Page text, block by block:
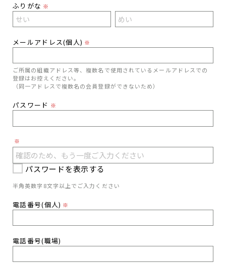
ふりがな ※
メールアドレス(個人) ※
ご所属の組織アドレス等、複数名で使用されているメールアドレスでの
登録はお控えください。
（同一アドレスで複数名の会員登録ができないため）
パスワード ※
※
パスワードを表示する
半角英数字8文字以上でご入力ください
電話番号(個人) ※
電話番号(職場)